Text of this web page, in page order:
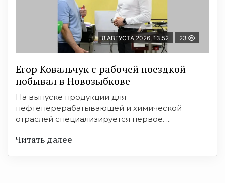
8 АВГУСТА 2026, 13:52 23
Егор Ковальчук с рабочей поездкой
побывал в Новозыбкове
На выпуске продукции для
нефтеперерабатывающей и химической
отраслей специализируется первое. ...
Читать далее